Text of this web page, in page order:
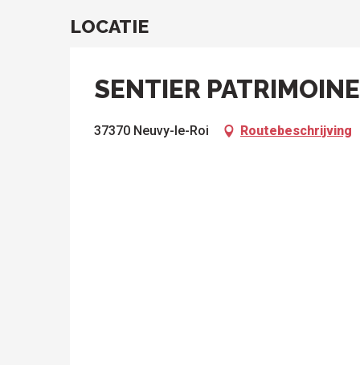
LOCATIE
SENTIER
37370 Neuvy-le-Roi Routebeschrijving